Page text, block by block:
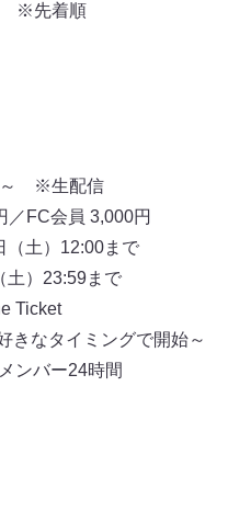
※先着順
～ ※生配信
／FC会員 3,000円
（土）12:00まで
土）23:59まで
Ticket
きなタイミングで開始～
ンバー24時間